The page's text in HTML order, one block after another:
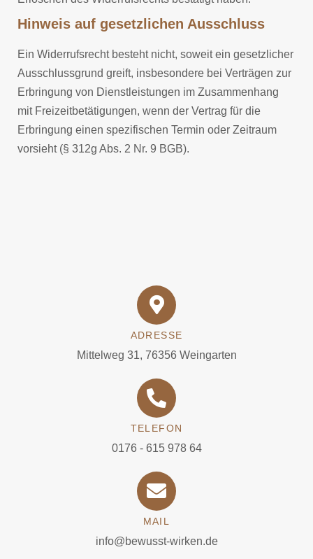
Hinweis auf gesetzlichen Ausschluss
Ein Widerrufsrecht besteht nicht, soweit ein gesetzlicher
Ausschlussgrund greift, insbesondere bei Verträgen zur
Erbringung von Dienstleistungen im Zusammenhang
mit Freizeitbetätigungen, wenn der Vertrag für die
Erbringung einen spezifischen Termin oder Zeitraum
vorsieht (§ 312g Abs. 2 Nr. 9 BGB).
ADRESSE
Mittelweg 31, 76356 Weingarten
TELEFON
0176 - 615 978 64
MAIL
info@bewusst-wirken.de